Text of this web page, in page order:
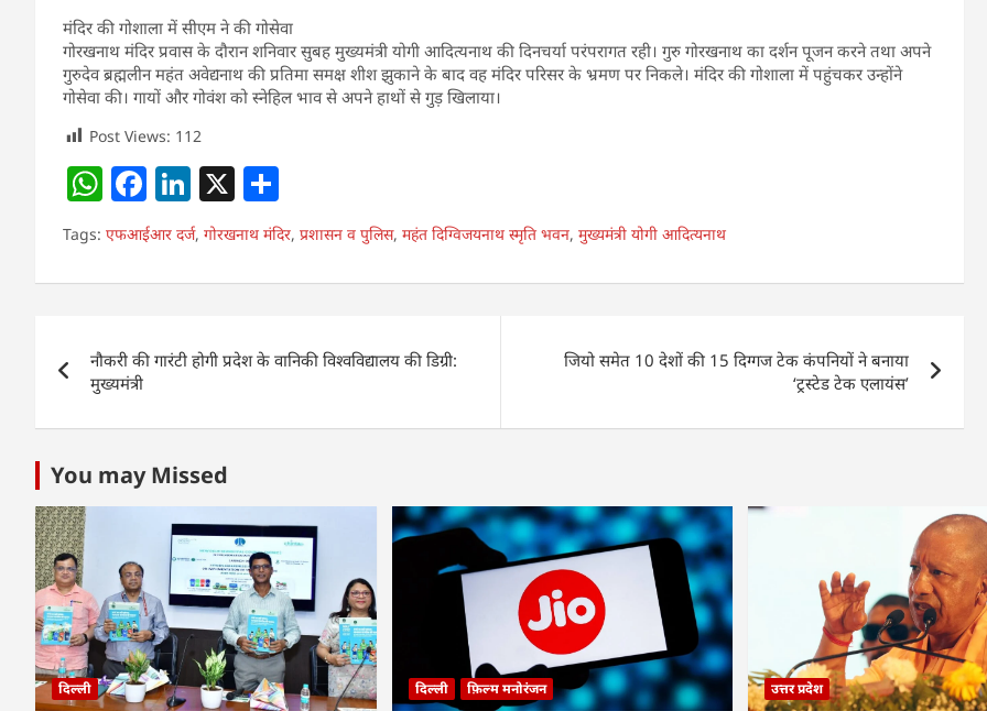
मंदिर की गोशाला में सीएम ने की गोसेवा
गोरखनाथ मंदिर प्रवास के दौरान शनिवार सुबह मुख्यमंत्री योगी आदित्यनाथ की दिनचर्या परंपरागत रही। गुरु गोरखनाथ का दर्शन पूजन करने तथा अपने
गुरुदेव ब्रह्मलीन महंत अवेद्यनाथ की प्रतिमा समक्ष शीश झुकाने के बाद वह मंदिर परिसर के भ्रमण पर निकले। मंदिर की गोशाला में पहुंचकर उन्होंने
गोसेवा की। गायों और गोवंश को स्नेहिल भाव से अपने हाथों से गुड़ खिलाया।
Post Views: 112
W
h
at
s
p
p
F
a
c
e
o
k
Li
n
k
e
n
X
h
ar
e
Tags: एफआईआर दर्ज, गोरखनाथ मंदिर, प्रशासन व पुलिस, महंत दिग्विजयनाथ स्मृति भवन, मुख्यमंत्री योगी आदित्यनाथ
navigation
नौकरी की गारंटी होगी प्रदेश के वानिकी विश्वविद्यालय की डिग्री:
मुख्यमंत्री
जियो समेत 10 देशों की 15 दिग्गज टेक कंपनियों ने बनाया
‘ट्रस्टेड टेक एलायंस’
You may Missed
दिल्ली दिल्ली फ़िल्म मनोरंजन उत्तर प्रदेश